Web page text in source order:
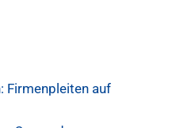
Firmenpleiten auf